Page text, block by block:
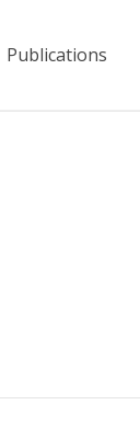
Publications